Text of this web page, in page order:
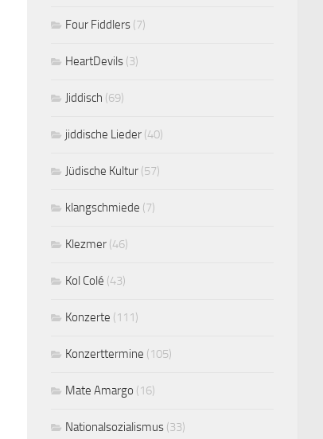
Four Fiddlers (7)
HeartDevils (3)
Jiddisch (69)
jiddische Lieder (40)
Jüdische Kultur (57)
klangschmiede (7)
Klezmer (46)
Kol Colé (43)
Konzerte (111)
Konzerttermine (105)
Mate Amargo (16)
Nationalsozialismus (33)